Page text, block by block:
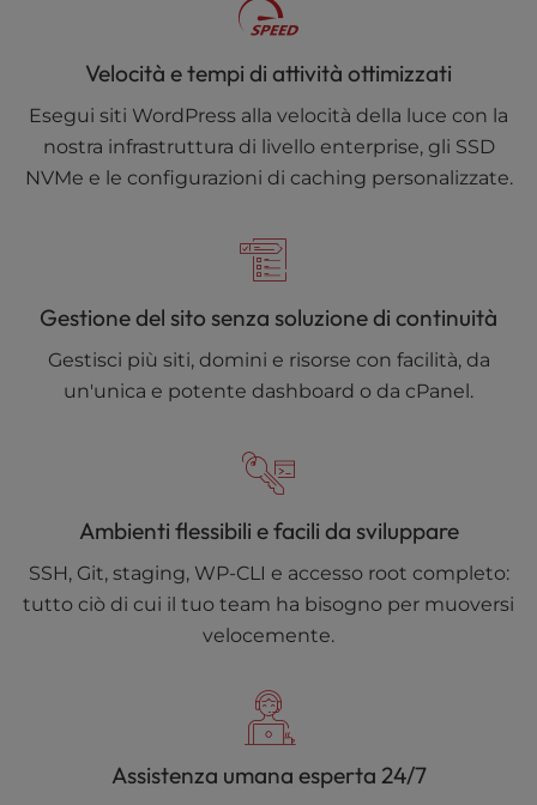
Velocità e tempi di attività ottimizzati
Esegui siti WordPress alla velocità della luce con la
nostra infrastruttura di livello enterprise, gli SSD
NVMe e le configurazioni di caching personalizzate.
Gestione del sito senza soluzione di continuità
Gestisci più siti, domini e risorse con facilità, da
un'unica e potente dashboard o da cPanel.
Ambienti flessibili e facili da sviluppare
SSH, Git, staging, WP-CLI e accesso root completo:
tutto ciò di cui il tuo team ha bisogno per muoversi
velocemente.
Assistenza umana esperta 24/7